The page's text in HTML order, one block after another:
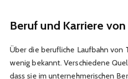
Beruf und Karriere
Über die berufliche Laufbahn von
wenig bekannt. Verschiedene
dass sie im unternehmerischen